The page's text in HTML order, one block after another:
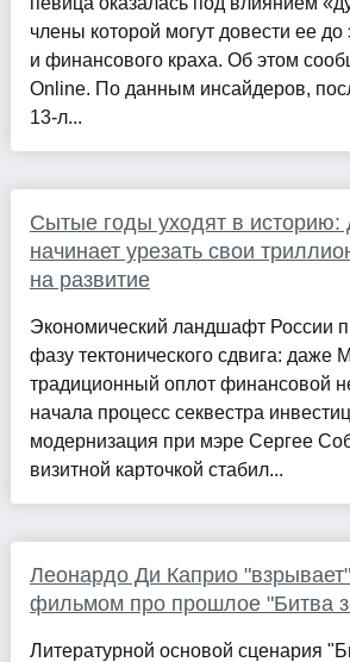
члены которой могут довести ее
и финансового краха. Об этом
Online. По данным инсайдеров,
13-л...
Сытые годы уходят в историю:
начинает урезать свои
на развитие
Экономический ландшафт России
фазу тектонического сдвига: даже
традиционный оплот финансовой
начала процесс секвестра
модернизация при мэре Сергее
визитной карточкой стабил...
Леонардо Ди Каприо
фильмом про прошлое "Битва
Литературной основой сценария